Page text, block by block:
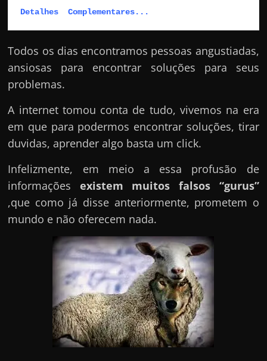
Detalhes  Complementares...
Todos os dias encontramos pessoas angustiadas,
ansiosas para encontrar soluções para seus
problemas.
A internet tomou conta de tudo, vivemos na era
em que para podermos encontrar soluções, tirar
duvidas, aprender algo basta um click.
Infelizmente, em meio a essa profusão de
informações existem muitos falsos “gurus”
,que como já disse anteriormente, prometem o
mundo e não oferecem nada.